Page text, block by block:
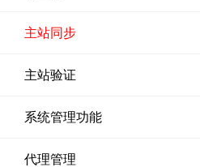
主站同步
主站验证
系统管理功能
代理管理